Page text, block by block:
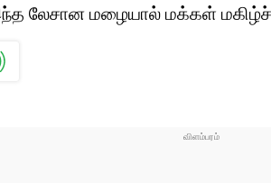
லேசான மழையால் மக்கள்